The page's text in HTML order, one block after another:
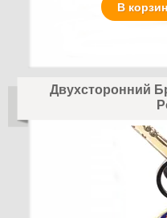
В
Двухсторонний